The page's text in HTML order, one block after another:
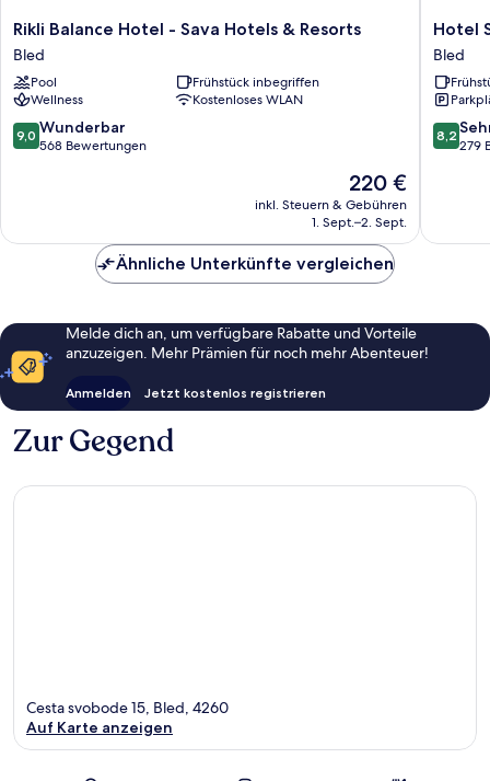
Rikli
Balance
Hotel
-
Sava
Hotels
&
Rikli Balance Hotel - Sava Hotels & Resorts
Bled
Pool
Frühstück inbegriffen
Wellness
Kostenloses WLAN
9.0
von
9,0 Wunderbar
568 Bewertungen
Der
Preis
beträgt
220 €
inkl. Steuern & Gebühren
1. Sept.–2. Sept.
Hotel
Savica
Garni
-
Sava
Hotels
&
Hotel
Bled
8.2
von
8,2
279
Ähnliche Unterkünfte vergleichen
Melde dich an, um verfügbare Rabatte und Vorteile
anzuzeigen. Mehr Prämien für noch mehr Abenteuer!
Anmelden Jetzt kostenlos registrieren
Zur Gegend
Cesta svobode 15, Bled, 4260
Auf Karte anzeigen